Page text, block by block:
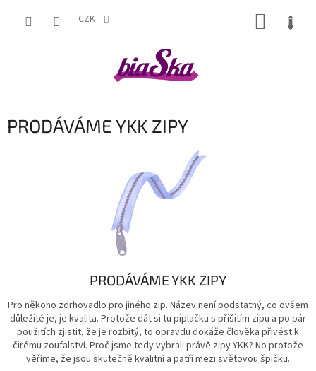
CZK
PRODÁVÁME YKK ZIPY
PRODÁVÁME YKK ZIPY
Pro někoho zdrhovadlo pro jiného zip. Název není podstatný, co ovšem
důležité je, je kvalita. Protože dát si tu piplačku s přišitím zipu a po pár
použitích zjistit, že je rozbitý, to opravdu dokáže člověka přivést k
čirému zoufalství. Proč jsme tedy vybrali právě zipy YKK? No protože
věříme, že jsou skutečně kvalitní a patří mezi světovou špičku.